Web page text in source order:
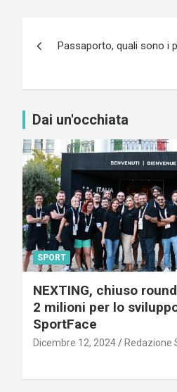
articoli
Passaporto, quali sono i
Dai un'occhiata
SPORT
NEXTING, chiuso
2 milioni per lo
SportFace
Dicembre 12, 2024 Redazione